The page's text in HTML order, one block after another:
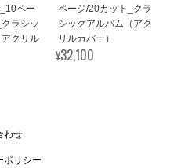
ペー
ラシッ
クリル
ページ/20カット_クラ
シックアルバム（アク
リルカバー）
¥32,100
わせ
ポリシー